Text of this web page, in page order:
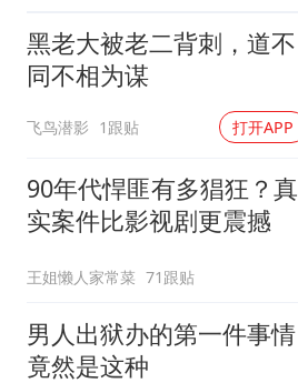
黑老大被老二背刺，道不
同不相为谋
飞鸟潜影 1跟贴 打开APP
90年代悍匪有多猖狂？真
实案件比影视剧更震撼
王姐懒人家常菜 71跟贴
男人出狱办的第一件事情
竟然是这种